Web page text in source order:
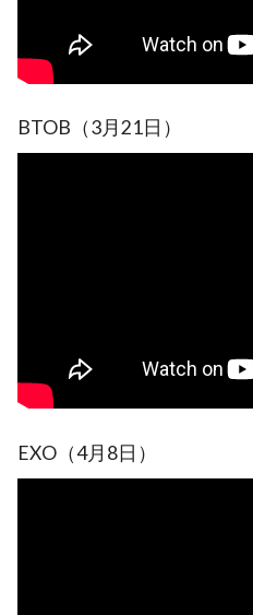
BTOB（3月21日）
EXO（4月8日）